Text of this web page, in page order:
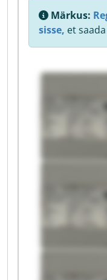
Märkus:
sisse, et